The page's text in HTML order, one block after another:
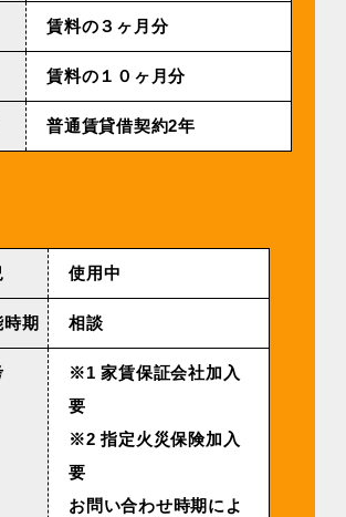
賃料の３ヶ月分
賃料の１０ヶ月分
普通賃貸借契約2年
使用中
期 相談
※1 家賃保証会社加入
要
※2 指定火災保険加入
要
お問い合わせ時期によ